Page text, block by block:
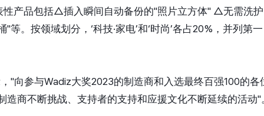
性产品包括△插入瞬间自动备份的"照片立方体" △无需洗
等。按领域划分，‘科技·家电’和‘时尚’各占20%，并列第
"向参与Wadiz大奖2023的制造商和入选最终百强100的各
造商不断挑战、支持者的支持和应援文化不断延续的活动"